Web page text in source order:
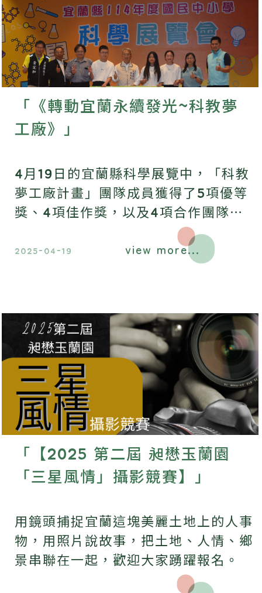
「《轉動宜蘭永續發光~科教夢
工廠》」
4月19日的宜蘭縣科學展覽中，「科教
夢工廠計畫」團隊成員獲得了5項優等
獎、4項佳作獎，以及4項合作團隊獎
2025-04-19 view more...
「【2025 第二屆 昶懋玉蘭園
「三星風情」攝影競賽】」
用鏡頭捕捉宜蘭這塊美麗土地上的人事
物，用照片說故事，把土地、人情、鄉
景串聯在一起，歡迎大家踴躍報名。